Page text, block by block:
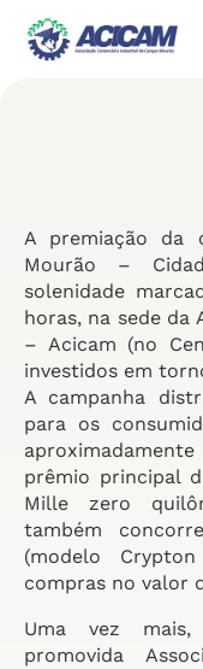
A premiação da
Mourão –
solenidade
horas, na sede da
– Acicam (no
investidos em
A campanha
para os
prêmio principal
Mille zero
também
(modelo
compras no valor
Uma vez
promovida